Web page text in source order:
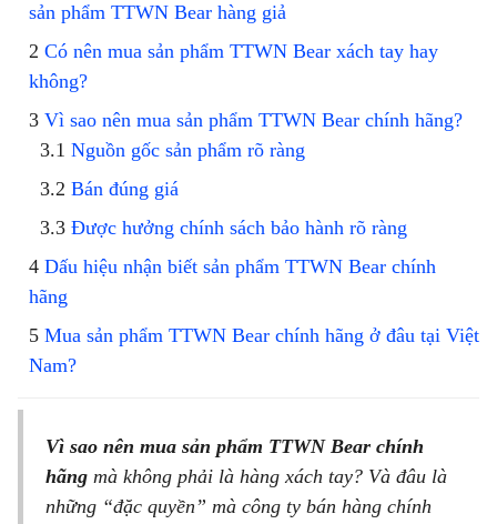
sản phẩm TTWN Bear hàng giả
Có nên mua sản phẩm TTWN Bear xách tay hay
không?
Vì sao nên mua sản phẩm TTWN Bear chính hãng?
Nguồn gốc sản phẩm rõ ràng
Bán đúng giá
Được hưởng chính sách bảo hành rõ ràng
Dấu hiệu nhận biết sản phẩm TTWN Bear chính
hãng
Mua sản phẩm TTWN Bear chính hãng ở đâu tại Việt
Nam?
Vì sao nên mua sản phẩm TTWN Bear chính
hãng mà không phải là hàng xách tay? Và đâu là
những “đặc quyền” mà công ty bán hàng chính